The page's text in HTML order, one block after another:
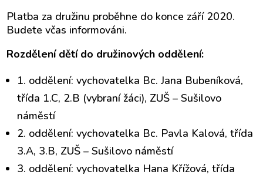
Platba za družinu proběhne do konce září 2020.
Budete včas informováni.
Rozdělení dětí do družinových oddělení:
1. oddělení: vychovatelka Bc. Jana Bubeníková,
třída 1.C, 2.B (vybraní žáci), ZUŠ – Sušilovo
náměstí
2. oddělení: vychovatelka Bc. Pavla Kalová, třída
3.A, 3.B, ZUŠ – Sušilovo náměstí
3. oddělení: vychovatelka Hana Křížová, třída